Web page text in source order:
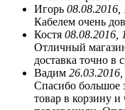
Игорь 08.08.2016,
Кабелем очень
Костя 08.08.2016,
Отличный
доставка точно в
Вадим
Спасибо большое
товар в корзину